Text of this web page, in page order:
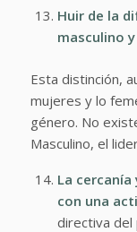
Huir de la
masculino
Esta distinción,
mujeres y lo
género. No
Masculino, el
La
con una
directiva